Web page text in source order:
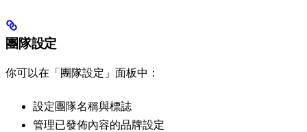
團隊設定
你可以在「團隊設定」面板中：
設定團隊名稱與標誌
管理已發佈內容的品牌設定